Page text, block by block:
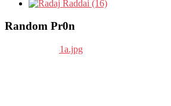
Raddai (16)
Random Pr0n